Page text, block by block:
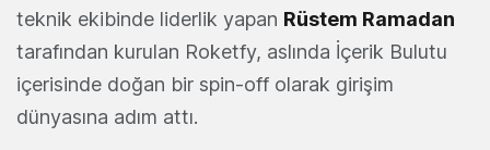
teknik ekibinde liderlik yapan Rüstem Ramadan
tarafından kurulan Roketfy, aslında İçerik Bulutu
içerisinde doğan bir spin-off olarak girişim
dünyasına adım attı.